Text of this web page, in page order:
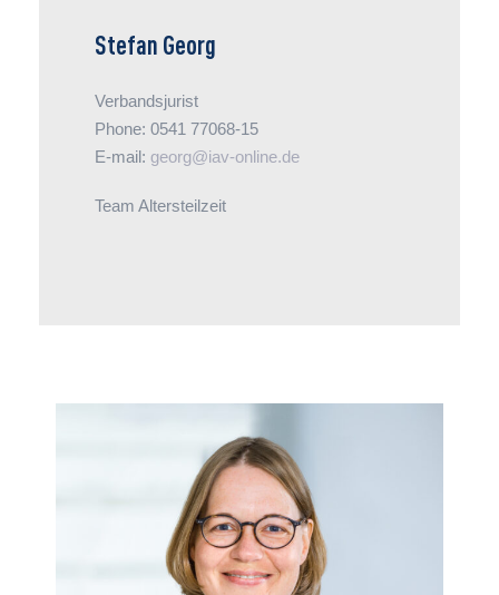
Stefan Georg
Verbandsjurist
Phone: 0541 77068-15
E-mail: georg@iav-online.de
Team Altersteilzeit
Verena Gerve behält die Nerven, wenn es im
juristischen Sekretariat oder in der